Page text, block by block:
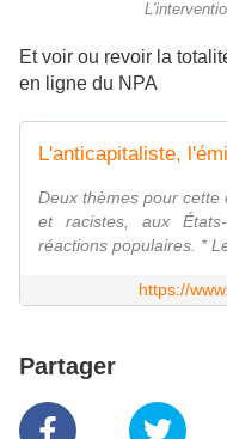
Et voir ou revoir la
en ligne du NPA
L'anticapitaliste,
Deux thèmes pour cette
et racistes, aux
réactions populaires. *
https://
Partager